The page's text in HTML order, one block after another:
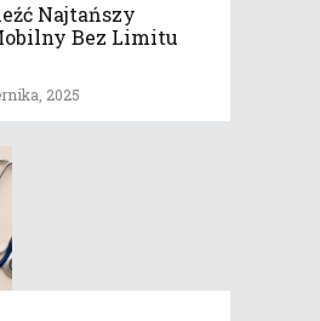
Najtańszy
Bez Limitu
2025